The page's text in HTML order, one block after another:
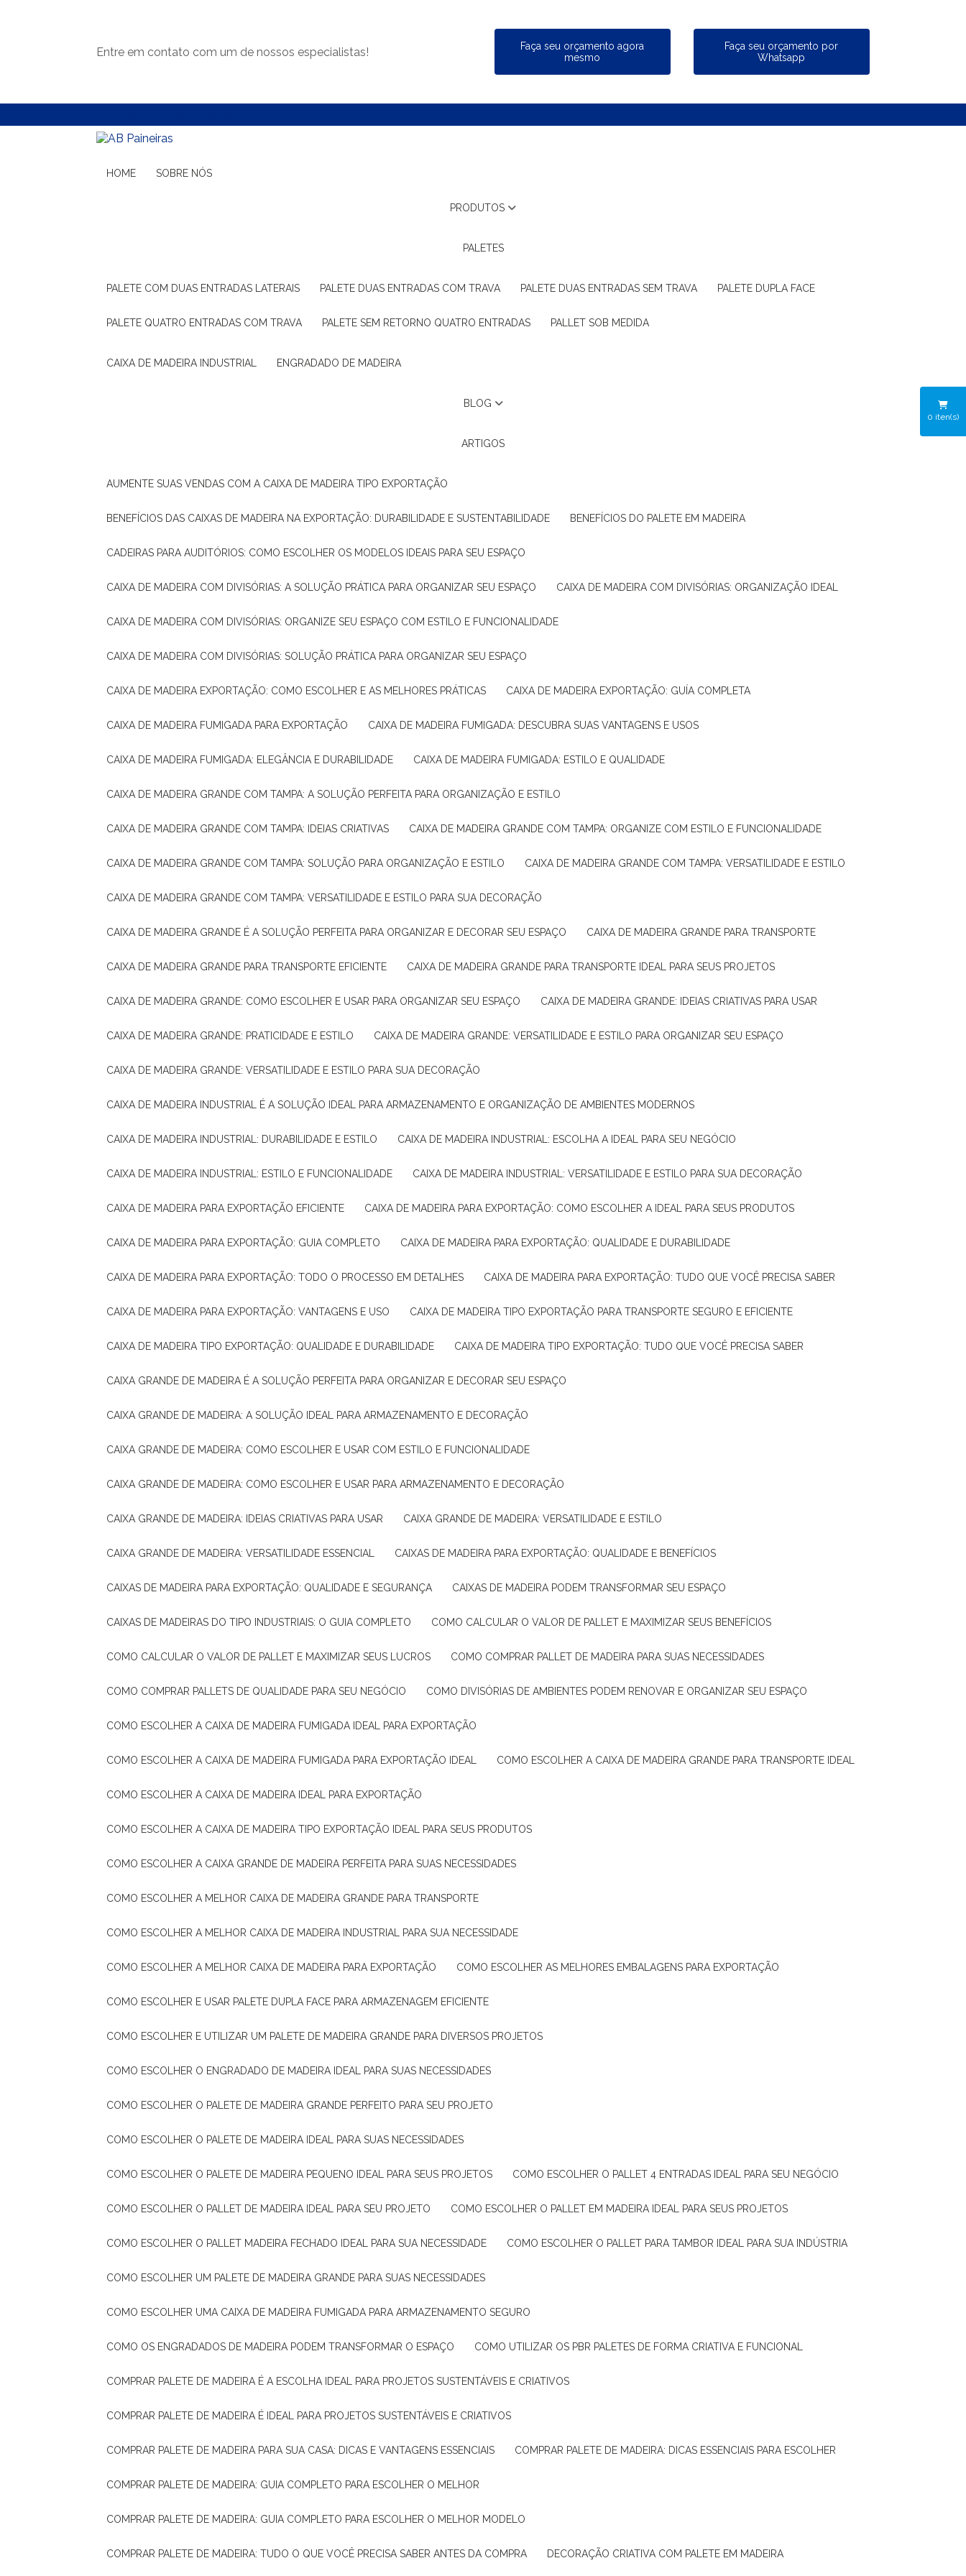
Entre em contato com um de nossos especialistas!
Faça seu orçamento agora
mesmo
Faça seu orçamento por
Whatsapp
HOME SOBRE NÓS
PRODUTOS
PALETES
PALETE COM DUAS ENTRADAS LATERAIS PALETE DUAS ENTRADAS COM TRAVA PALETE DUAS ENTRADAS SEM TRAVA PALETE DUPLA FACE
PALETE QUATRO ENTRADAS COM TRAVA PALETE SEM RETORNO QUATRO ENTRADAS PALLET SOB MEDIDA
CAIXA DE MADEIRA INDUSTRIAL ENGRADADO DE MADEIRA
BLOG
ARTIGOS
AUMENTE SUAS VENDAS COM A CAIXA DE MADEIRA TIPO EXPORTAÇÃO
BENEFÍCIOS DAS CAIXAS DE MADEIRA NA EXPORTAÇÃO: DURABILIDADE E SUSTENTABILIDADE BENEFÍCIOS DO PALETE EM MADEIRA
CADEIRAS PARA AUDITÓRIOS: COMO ESCOLHER OS MODELOS IDEAIS PARA SEU ESPAÇO
CAIXA DE MADEIRA COM DIVISÓRIAS: A SOLUÇÃO PRÁTICA PARA ORGANIZAR SEU ESPAÇO CAIXA DE MADEIRA COM DIVISÓRIAS: ORGANIZAÇÃO IDEAL
CAIXA DE MADEIRA COM DIVISÓRIAS: ORGANIZE SEU ESPAÇO COM ESTILO E FUNCIONALIDADE
CAIXA DE MADEIRA COM DIVISÓRIAS: SOLUÇÃO PRÁTICA PARA ORGANIZAR SEU ESPAÇO
CAIXA DE MADEIRA EXPORTAÇÃO: COMO ESCOLHER E AS MELHORES PRÁTICAS CAIXA DE MADEIRA EXPORTAÇÃO: GUÍA COMPLETA
CAIXA DE MADEIRA FUMIGADA PARA EXPORTAÇÃO CAIXA DE MADEIRA FUMIGADA: DESCUBRA SUAS VANTAGENS E USOS
CAIXA DE MADEIRA FUMIGADA: ELEGÂNCIA E DURABILIDADE CAIXA DE MADEIRA FUMIGADA: ESTILO E QUALIDADE
CAIXA DE MADEIRA GRANDE COM TAMPA: A SOLUÇÃO PERFEITA PARA ORGANIZAÇÃO E ESTILO
CAIXA DE MADEIRA GRANDE COM TAMPA: IDEIAS CRIATIVAS CAIXA DE MADEIRA GRANDE COM TAMPA: ORGANIZE COM ESTILO E FUNCIONALIDADE
CAIXA DE MADEIRA GRANDE COM TAMPA: SOLUÇÃO PARA ORGANIZAÇÃO E ESTILO CAIXA DE MADEIRA GRANDE COM TAMPA: VERSATILIDADE E ESTILO
CAIXA DE MADEIRA GRANDE COM TAMPA: VERSATILIDADE E ESTILO PARA SUA DECORAÇÃO
CAIXA DE MADEIRA GRANDE É A SOLUÇÃO PERFEITA PARA ORGANIZAR E DECORAR SEU ESPAÇO CAIXA DE MADEIRA GRANDE PARA TRANSPORTE
CAIXA DE MADEIRA GRANDE PARA TRANSPORTE EFICIENTE CAIXA DE MADEIRA GRANDE PARA TRANSPORTE IDEAL PARA SEUS PROJETOS
CAIXA DE MADEIRA GRANDE: COMO ESCOLHER E USAR PARA ORGANIZAR SEU ESPAÇO CAIXA DE MADEIRA GRANDE: IDEIAS CRIATIVAS PARA USAR
CAIXA DE MADEIRA GRANDE: PRATICIDADE E ESTILO CAIXA DE MADEIRA GRANDE: VERSATILIDADE E ESTILO PARA ORGANIZAR SEU ESPAÇO
CAIXA DE MADEIRA GRANDE: VERSATILIDADE E ESTILO PARA SUA DECORAÇÃO
CAIXA DE MADEIRA INDUSTRIAL É A SOLUÇÃO IDEAL PARA ARMAZENAMENTO E ORGANIZAÇÃO DE AMBIENTES MODERNOS
CAIXA DE MADEIRA INDUSTRIAL: DURABILIDADE E ESTILO CAIXA DE MADEIRA INDUSTRIAL: ESCOLHA A IDEAL PARA SEU NEGÓCIO
CAIXA DE MADEIRA INDUSTRIAL: ESTILO E FUNCIONALIDADE CAIXA DE MADEIRA INDUSTRIAL: VERSATILIDADE E ESTILO PARA SUA DECORAÇÃO
CAIXA DE MADEIRA PARA EXPORTAÇÃO EFICIENTE CAIXA DE MADEIRA PARA EXPORTAÇÃO: COMO ESCOLHER A IDEAL PARA SEUS PRODUTOS
CAIXA DE MADEIRA PARA EXPORTAÇÃO: GUIA COMPLETO CAIXA DE MADEIRA PARA EXPORTAÇÃO: QUALIDADE E DURABILIDADE
CAIXA DE MADEIRA PARA EXPORTAÇÃO: TODO O PROCESSO EM DETALHES CAIXA DE MADEIRA PARA EXPORTAÇÃO: TUDO QUE VOCÊ PRECISA SABER
CAIXA DE MADEIRA PARA EXPORTAÇÃO: VANTAGENS E USO CAIXA DE MADEIRA TIPO EXPORTAÇÃO PARA TRANSPORTE SEGURO E EFICIENTE
CAIXA DE MADEIRA TIPO EXPORTAÇÃO: QUALIDADE E DURABILIDADE CAIXA DE MADEIRA TIPO EXPORTAÇÃO: TUDO QUE VOCÊ PRECISA SABER
CAIXA GRANDE DE MADEIRA É A SOLUÇÃO PERFEITA PARA ORGANIZAR E DECORAR SEU ESPAÇO
CAIXA GRANDE DE MADEIRA: A SOLUÇÃO IDEAL PARA ARMAZENAMENTO E DECORAÇÃO
CAIXA GRANDE DE MADEIRA: COMO ESCOLHER E USAR COM ESTILO E FUNCIONALIDADE
CAIXA GRANDE DE MADEIRA: COMO ESCOLHER E USAR PARA ARMAZENAMENTO E DECORAÇÃO
CAIXA GRANDE DE MADEIRA: IDEIAS CRIATIVAS PARA USAR CAIXA GRANDE DE MADEIRA: VERSATILIDADE E ESTILO
CAIXA GRANDE DE MADEIRA: VERSATILIDADE ESSENCIAL CAIXAS DE MADEIRA PARA EXPORTAÇÃO: QUALIDADE E BENEFÍCIOS
CAIXAS DE MADEIRA PARA EXPORTAÇÃO: QUALIDADE E SEGURANÇA CAIXAS DE MADEIRA PODEM TRANSFORMAR SEU ESPAÇO
CAIXAS DE MADEIRAS DO TIPO INDUSTRIAIS: O GUIA COMPLETO COMO CALCULAR O VALOR DE PALLET E MAXIMIZAR SEUS BENEFÍCIOS
COMO CALCULAR O VALOR DE PALLET E MAXIMIZAR SEUS LUCROS COMO COMPRAR PALLET DE MADEIRA PARA SUAS NECESSIDADES
COMO COMPRAR PALLETS DE QUALIDADE PARA SEU NEGÓCIO COMO DIVISÓRIAS DE AMBIENTES PODEM RENOVAR E ORGANIZAR SEU ESPAÇO
COMO ESCOLHER A CAIXA DE MADEIRA FUMIGADA IDEAL PARA EXPORTAÇÃO
COMO ESCOLHER A CAIXA DE MADEIRA FUMIGADA PARA EXPORTAÇÃO IDEAL COMO ESCOLHER A CAIXA DE MADEIRA GRANDE PARA TRANSPORTE IDEAL
COMO ESCOLHER A CAIXA DE MADEIRA IDEAL PARA EXPORTAÇÃO
COMO ESCOLHER A CAIXA DE MADEIRA TIPO EXPORTAÇÃO IDEAL PARA SEUS PRODUTOS
COMO ESCOLHER A CAIXA GRANDE DE MADEIRA PERFEITA PARA SUAS NECESSIDADES
COMO ESCOLHER A MELHOR CAIXA DE MADEIRA GRANDE PARA TRANSPORTE
COMO ESCOLHER A MELHOR CAIXA DE MADEIRA INDUSTRIAL PARA SUA NECESSIDADE
COMO ESCOLHER A MELHOR CAIXA DE MADEIRA PARA EXPORTAÇÃO COMO ESCOLHER AS MELHORES EMBALAGENS PARA EXPORTAÇÃO
COMO ESCOLHER E USAR PALETE DUPLA FACE PARA ARMAZENAGEM EFICIENTE
COMO ESCOLHER E UTILIZAR UM PALETE DE MADEIRA GRANDE PARA DIVERSOS PROJETOS
COMO ESCOLHER O ENGRADADO DE MADEIRA IDEAL PARA SUAS NECESSIDADES
COMO ESCOLHER O PALETE DE MADEIRA GRANDE PERFEITO PARA SEU PROJETO
COMO ESCOLHER O PALETE DE MADEIRA IDEAL PARA SUAS NECESSIDADES
COMO ESCOLHER O PALETE DE MADEIRA PEQUENO IDEAL PARA SEUS PROJETOS COMO ESCOLHER O PALLET 4 ENTRADAS IDEAL PARA SEU NEGÓCIO
COMO ESCOLHER O PALLET DE MADEIRA IDEAL PARA SEU PROJETO COMO ESCOLHER O PALLET EM MADEIRA IDEAL PARA SEUS PROJETOS
COMO ESCOLHER O PALLET MADEIRA FECHADO IDEAL PARA SUA NECESSIDADE COMO ESCOLHER O PALLET PARA TAMBOR IDEAL PARA SUA INDÚSTRIA
COMO ESCOLHER UM PALETE DE MADEIRA GRANDE PARA SUAS NECESSIDADES
COMO ESCOLHER UMA CAIXA DE MADEIRA FUMIGADA PARA ARMAZENAMENTO SEGURO
COMO OS ENGRADADOS DE MADEIRA PODEM TRANSFORMAR O ESPAÇO COMO UTILIZAR OS PBR PALETES DE FORMA CRIATIVA E FUNCIONAL
COMPRAR PALETE DE MADEIRA É A ESCOLHA IDEAL PARA PROJETOS SUSTENTÁVEIS E CRIATIVOS
COMPRAR PALETE DE MADEIRA É IDEAL PARA PROJETOS SUSTENTÁVEIS E CRIATIVOS
COMPRAR PALETE DE MADEIRA PARA SUA CASA: DICAS E VANTAGENS ESSENCIAIS COMPRAR PALETE DE MADEIRA: DICAS ESSENCIAIS PARA ESCOLHER
COMPRAR PALETE DE MADEIRA: GUIA COMPLETO PARA ESCOLHER O MELHOR
COMPRAR PALETE DE MADEIRA: GUIA COMPLETO PARA ESCOLHER O MELHOR MODELO
COMPRAR PALETE DE MADEIRA: TUDO O QUE VOCÊ PRECISA SABER ANTES DA COMPRA DECORAÇÃO CRIATIVA COM PALETE EM MADEIRA
0 iten(s)